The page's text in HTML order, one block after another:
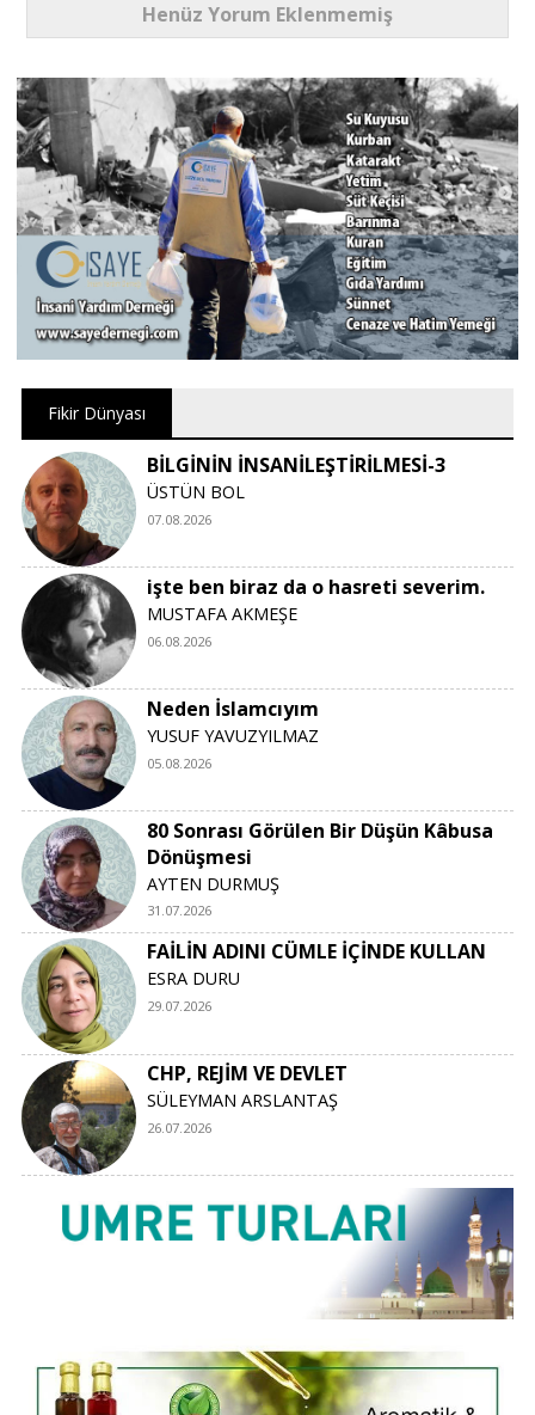
Henüz Yorum Eklenmemiş
Fikir Dünyası
BİLGİNİN İNSANİLEŞTİRİLMESİ-3
ÜSTÜN BOL
07.08.2026
işte ben biraz da o hasreti severim.
MUSTAFA AKMEŞE
06.08.2026
Neden İslamcıyım
YUSUF YAVUZYILMAZ
05.08.2026
80 Sonrası Görülen Bir Düşün Kâbusa
Dönüşmesi
AYTEN DURMUŞ
31.07.2026
FAİLİN ADINI CÜMLE İÇİNDE KULLAN
ESRA DURU
29.07.2026
CHP, REJİM VE DEVLET
SÜLEYMAN ARSLANTAŞ
26.07.2026